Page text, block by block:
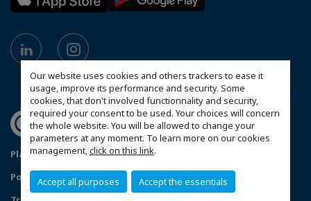
Our website uses cookies and others trackers to ease it
usage, improve its performance and security. Some
cookies, that don't involved functionnality and security,
required your consent to be used. Your choices will concern
the whole website. You will be allowed to change your
parameters at any moment. To learn more on our cookies
management,click on this link.
Accept all purposes Accept the essentials
Plan du site
Mentions légales
Politique de confidentialité